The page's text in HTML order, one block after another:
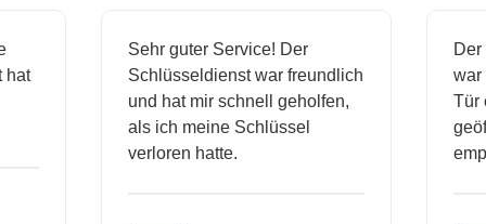
hat
Sehr guter Service! Der
Schlüsseldienst war freundlich
und hat mir schnell geholfen,
als ich meine Schlüssel
verloren hatte.